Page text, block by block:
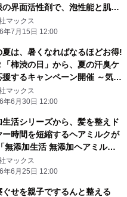
の界面活性剤で、泡性能と肌な
両立
マックス
年7月15日 12:00
夏は、暑くなればなるほどお得!
「柿渋の日」から、夏の汗臭ケ
援するキャンペーン開催 ～気温
わせて、柿渋商品の当選確率
イントアップ～
マックス
年6月30日 12:00
生活シリーズから、髪を整えド
ー時間を短縮するヘアミルクが
無添加生活 無添加ヘアミル
月25日にインターネット先行
マックス
年6月25日 12:00
ぐせを親子でするんと整える